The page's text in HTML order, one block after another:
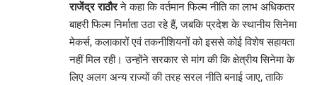
राजेंद्र राठौरने कहा कि वर्तमान फिल्म नीति का लाभ अधिकतर
बाहरी फिल्म निर्माता उठा रहे हैं, जबकि प्रदेश के स्थानीय सिनेमा
मेकर्स, कलाकारों एवं तकनीशियनों को इससे कोई विशेष सहायता
नहीं मिल रही। उन्होंने सरकार से मांग की कि क्षेत्रीय सिनेमा के
लिए अलग अन्य राज्यों की तरह सरल नीति बनाई जाए, ताकि